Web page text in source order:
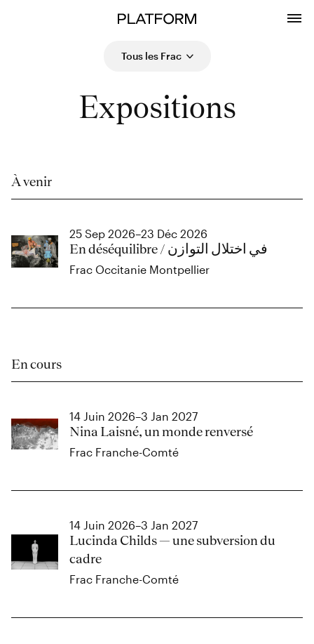
Tous les Frac
Expositions
À venir
25 Sep 2026–23 Déc 2026
En déséquilibre / في اختلال التوازن
Frac Occitanie Montpellier
En cours
14 Juin 2026–3 Jan 2027
Nina Laisné, un monde renversé
Frac Franche-Comté
14 Juin 2026–3 Jan 2027
Lucinda Childs — une subversion du
cadre
Frac Franche-Comté